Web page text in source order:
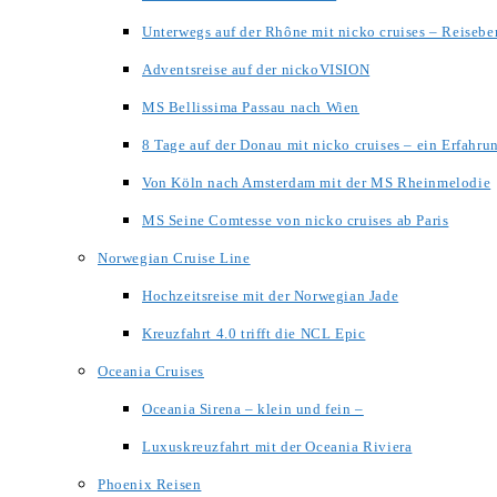
Unterwegs auf der Rhône mit nicko cruises –
Adventsreise auf der nickoVISION
MS Bellissima Passau nach Wien
8 Tage auf der Donau mit nicko cruises – ein
Von Köln nach Amsterdam mit der MS Rheinmelodie
MS Seine Comtesse von nicko cruises ab Paris
Norwegian Cruise Line
Hochzeitsreise mit der Norwegian Jade
Kreuzfahrt 4.0 trifft die NCL Epic
Oceania Cruises
Oceania Sirena – klein und fein –
Luxuskreuzfahrt mit der Oceania Riviera
Phoenix Reisen